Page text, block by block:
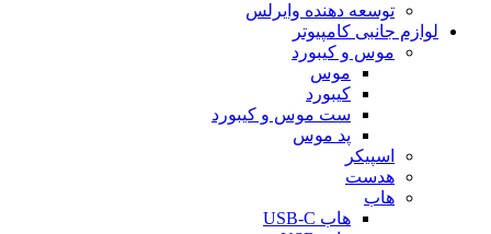
توسعه دهنده وایرلس
لوازم جانبی کامپیوتر
موس و کیبورد
موس
کیبورد
ست موس و کیبورد
پد موس
اسپیکر
هدست
هاب
هاب USB-C